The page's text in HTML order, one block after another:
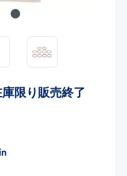
限り販売終了